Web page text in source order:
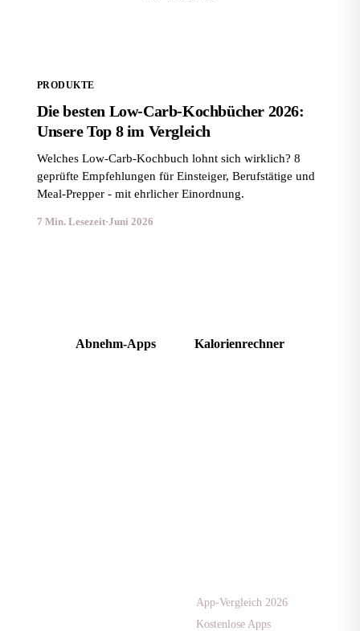
PRODUKTE
Die besten Low-Carb-Kochbücher 2026:
Unsere Top 8 im Vergleich
Welches Low-Carb-Kochbuch lohnt sich wirklich? 8
geprüfte Empfehlungen für Einsteiger, Berufstätige und
Meal-Prepper - mit ehrlicher Einordnung.
7 Min. Lesezeit·Juni 2026
Abnehm-Apps Kalorienrechner
App-Vergleich 2026
Kostenlose Apps